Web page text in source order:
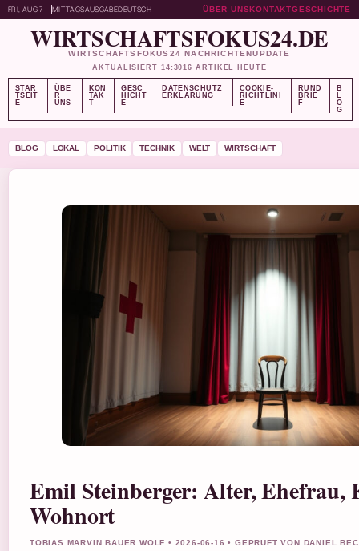
FRI, AUG 7 MITTAGSAUSGABEDEUTSCH ÜBER UNSKONTAKTGESCHICHTE
WIRTSCHAFTSFOKUS24.DE
WIRTSCHAFTSFOKUS24 NACHRICHTENUPDATE
AKTUALISIERT 14:3016 ARTIKEL HEUTE
STAR
TSEIT
E
ÜBE
R
UNS
KON
TAK
T
GESC
HICHT
E
DATENSCHUTZ
ERKLÄRUNG
COOKIE-
RICHTLINI
E
RUND
BRIE
F
B
L
O
G
BLOG LOKAL POLITIK TECHNIK WELT WIRTSCHAFT
Emil Steinberger: Alter, Ehefrau,
Wohnort
TOBIAS MARVIN BAUER WOLF • 2026-06-16 • GEPRUFT VON DANIEL